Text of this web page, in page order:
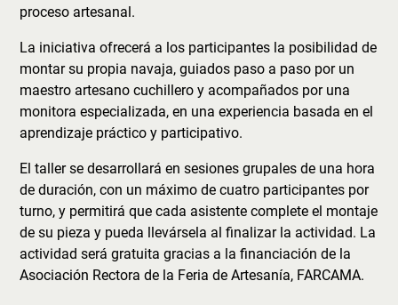
proceso artesanal.
La iniciativa ofrecerá a los participantes la posibilidad de
montar su propia navaja, guiados paso a paso por un
maestro artesano cuchillero y acompañados por una
monitora especializada, en una experiencia basada en el
aprendizaje práctico y participativo.
El taller se desarrollará en sesiones grupales de una hora
de duración, con un máximo de cuatro participantes por
turno, y permitirá que cada asistente complete el montaje
de su pieza y pueda llevársela al finalizar la actividad. La
actividad será gratuita gracias a la financiación de la
Asociación Rectora de la Feria de Artesanía, FARCAMA.